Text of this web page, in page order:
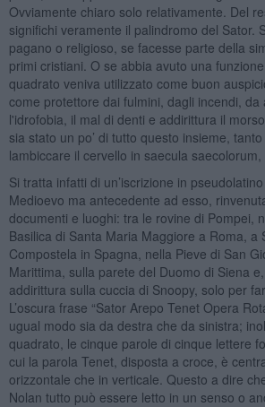
Ovviamente chiaro solo relativamente. Del
significhi veramente il palindromo del Sator.
pagano o religioso, se facesse parte della
primi cristiani. O se abbia avuto una
quadrato veniva utilizzato come buon
come protettore dai fulmini, dagli incendi, da
l'idrofobia, il mal di denti e addirittura il
sia stato un po’ di tutto questo insieme,
lambiccare il cervello in saecula saecolorum,
Si tratta infatti di un’iscrizione in
Medioevo ma antecedente ad esso,
documenti e luoghi: tra le rovine di Pompei,
Basilica di Santa Maria Maggiore a Roma, a
Compostela in Spagna, nella Pieve di San
Marittima, sulla parete del Duomo di Siena
addirittura sulla cuccia di Snoopy, solo per
L’oscura frase “Sator Arepo Tenet Opera
ugual modo sia da destra che da sinistra;
quadrato, le cinque parole di cinque lettere
cui la parola Tenet, disposta a croce, è
orizzontale che in verticale. Questo a dire
Nolan tutto può essere letto in un senso o